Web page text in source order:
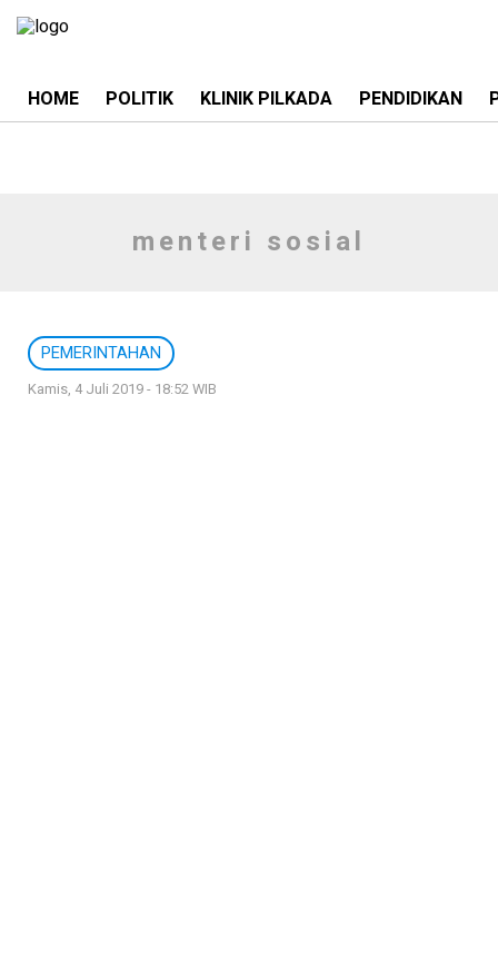
HOME POLITIK KLINIK PILKADA PENDIDIKAN
menteri sosial
PEMERINTAHAN
Kamis, 4 Juli 2019 - 18:52 WIB